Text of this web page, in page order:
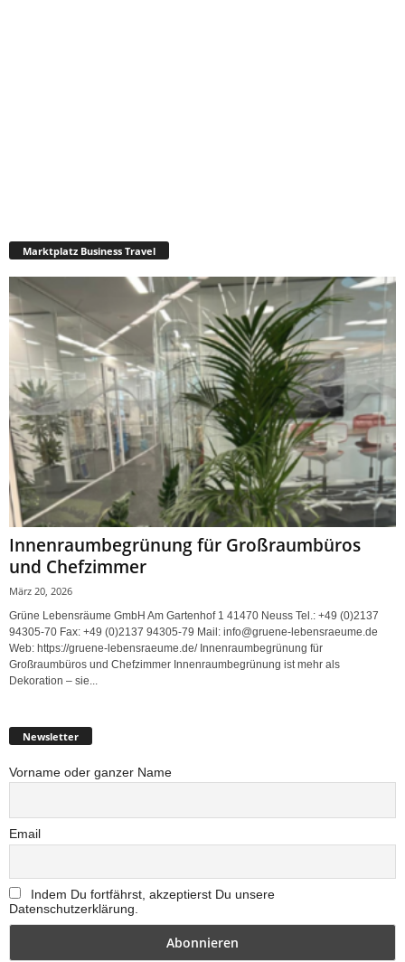
Marktplatz Business Travel
Innenraumbegrünung für Großraumbüros
und Chefzimmer
März 20, 2026
Grüne Lebensräume GmbH Am Gartenhof 1 41470 Neuss Tel.: +49 (0)2137
94305-70 Fax: +49 (0)2137 94305-79 Mail: info@gruene-lebensraeume.de
Web: https://gruene-lebensraeume.de/ Innenraumbegrünung für
Großraumbüros und Chefzimmer Innenraumbegrünung ist mehr als
Dekoration – sie...
Newsletter
Vorname oder ganzer Name
Email
Indem Du fortfährst, akzeptierst Du unsere
Datenschutzerklärung.